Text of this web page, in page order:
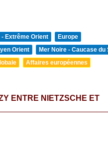
- Extrême Orient
Europe
Orient
Mer Noire - Caucase du
Affaires européennes
ENTRE NIETZSCHE ET